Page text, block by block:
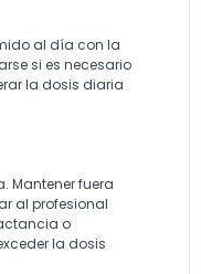
al día con la
si es necesario
la dosis diaria
Mantener fuera
al profesional
o
la dosis